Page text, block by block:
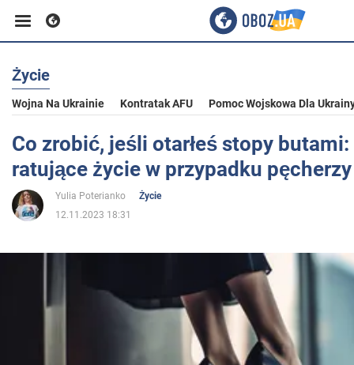
Biznes
Sport
Rozrywka
Życie
Wojna Na Ukrainie Kontratak AFU Pomoc Wojskowa Dla
Co zrobić, jeśli otarłeś stopy
ratujące życie w przypadku pęcherzy
Yulia Poterianko
Życie
12.11.2023 18:31